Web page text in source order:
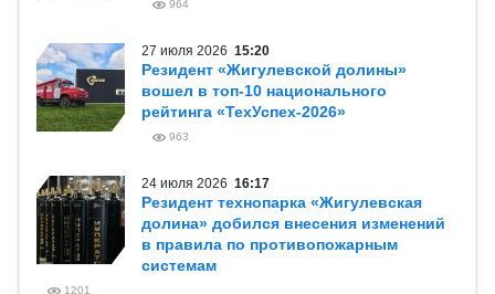
964
27 июля 2026 15:20
Резидент «Жигулевской долины»
вошел в топ-10 национального
рейтинга «ТехУспех-2026»
963
24 июля 2026 16:17
Резидент технопарка «Жигулевская
долина» добился внесения изменений
в правила по противопожарным
системам
1201